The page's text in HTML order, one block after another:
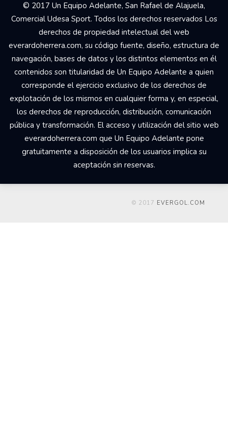
© 2017 Un Equipo Adelante, San Rafael de Alajuela,
Comercial Udesa Sport. Todos los derechos reservados Los
derechos de propiedad intelectual del web
everardoherrera.com, su código fuente, diseño, estructura de
navegación, bases de datos y los distintos elementos en él
contenidos son titularidad de Un Equipo Adelante a quien
corresponde el ejercicio exclusivo de los derechos de
explotación de los mismos en cualquier forma y, en especial,
los derechos de reproducción, distribución, comunicación
pública y transformación. El acceso y utilización del sitio web
everardoherrera.com que Un Equipo Adelante pone
gratuitamente a disposición de los usuarios implica su
aceptación sin reservas.
© 2017 EVERGOL.COM